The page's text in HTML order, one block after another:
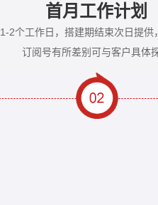
首月工作计划
1-2个工作日，搭建期结束次日提供
订阅号有所差别可与客户具体